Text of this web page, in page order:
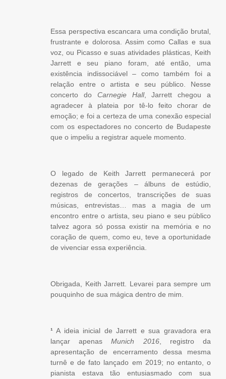
Essa perspectiva escancara uma condição brutal,
frustrante e dolorosa. Assim como Callas e sua
voz, ou Picasso e suas atividades plásticas, Keith
Jarrett e seu piano foram, até então, uma
existência indissociável – como também foi a
relação entre o artista e seu público. Nesse
concerto do Carnegie Hall, Jarrett chegou a
agradecer à plateia por tê-lo feito chorar de
emoção; e foi a certeza de uma conexão especial
com os espectadores no concerto de Budapeste
que o impeliu a registrar aquele momento.
O legado de Keith Jarrett permanecerá por
dezenas de gerações – álbuns de estúdio,
registros de concertos, transcrições de suas
músicas, entrevistas… mas a magia de um
encontro entre o artista, seu piano e seu público
talvez agora só possa existir na memória e no
coração de quem, como eu, teve a oportunidade
de vivenciar essa experiência.
Obrigada, Keith Jarrett. Levarei para sempre um
pouquinho de sua mágica dentro de mim.
¹ A ideia inicial de Jarrett e sua gravadora era
lançar apenasMunich 2016, registro da
apresentação de encerramento dessa mesma
turnê e de fato lançado em 2019; no entanto, o
pianista estava tão entusiasmado com sua